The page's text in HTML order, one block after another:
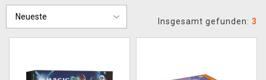
Insgesamt gefunden: 3